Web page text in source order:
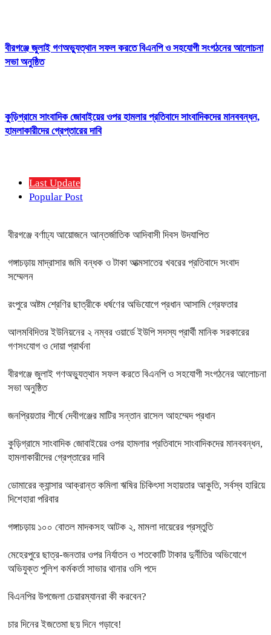
বীরগঞ্জে জুলাই গণঅভ্যুত্থান সফল করতে বিএনপি ও সহযোগী সংগঠনের আলোচনা
সভা অনুষ্ঠিত
কুড়িগ্রামে সাংবাদিক জোবাইয়ের ওপর হামলার প্রতিবাদে সাংবাদিকদের মানববন্ধন,
হামলাকারীদের গ্রেপ্তারের দাবি
Last Update
Popular Post
বীরগঞ্জে বর্ণাঢ্য আয়োজনে আন্তর্জাতিক আদিবাসী দিবস উদযাপিত
গঙ্গাচড়ায় মাদ্রাসার জমি বন্ধক ও টাকা আত্মসাতের খবরের প্রতিবাদে সংবাদ
সম্মেলন
রংপুরে অষ্টম শ্রেণির ছাত্রীকে ধর্ষণের অভিযোগে প্রধান আসামি গ্রেফতার
আলমবিদিতর ইউনিয়নের ২ নম্বর ওয়ার্ডে ইউপি সদস্য প্রার্থী মানিক সরকারের
গণসংযোগ ও দোয়া প্রার্থনা
বীরগঞ্জে জুলাই গণঅভ্যুত্থান সফল করতে বিএনপি ও সহযোগী সংগঠনের আলোচনা
সভা অনুষ্ঠিত
জনপ্রিয়তার শীর্ষে দেবীগঞ্জের মাটির সন্তান রাসেল আহম্মেদ প্রধান
কুড়িগ্রামে সাংবাদিক জোবাইয়ের ওপর হামলার প্রতিবাদে সাংবাদিকদের মানববন্ধন,
হামলাকারীদের গ্রেপ্তারের দাবি
ডোমারের ক্যান্সার আক্রান্ত কমিলা ঋষির চিকিৎসা সহায়তার আকুতি, সর্বস্ব হারিয়ে
দিশেহারা পরিবার
গঙ্গাচড়ায় ১০০ বোতল মাদকসহ আটক ২, মামলা দায়েরের প্রস্তুতি
মেহেরপুরে ছাত্র-জনতার ওপর নির্যাতন ও শতকোটি টাকার দুর্নীতির অভিযোগে
অভিযুক্ত পুলিশ কর্মকর্তা সাভার থানার ওসি পদে
বিএনপির উপজেলা চেয়ারম্যানরা কী করবেন?
চার দিনের ইজতেমা ছয় দিনে গড়াবে!